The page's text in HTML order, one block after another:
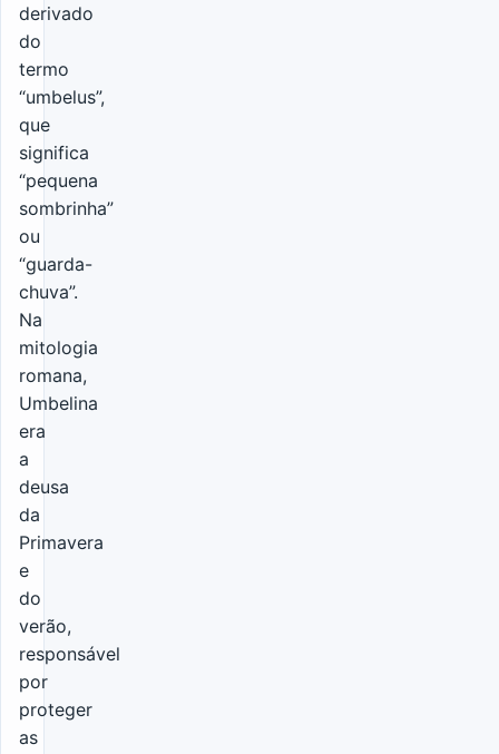
derivado
do
termo
“umbelus”,
que
significa
“pequena
sombrinha”
ou
“guarda-
chuva”.
Na
mitologia
romana,
Umbelina
era
a
deusa
da
Primavera
e
do
verão,
responsável
por
proteger
as